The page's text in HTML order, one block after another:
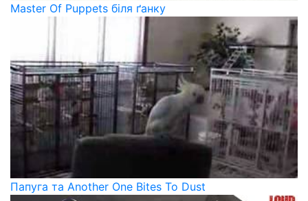
Master Of Puppets біля ґанку
Папуга та Another One Bites To Dust